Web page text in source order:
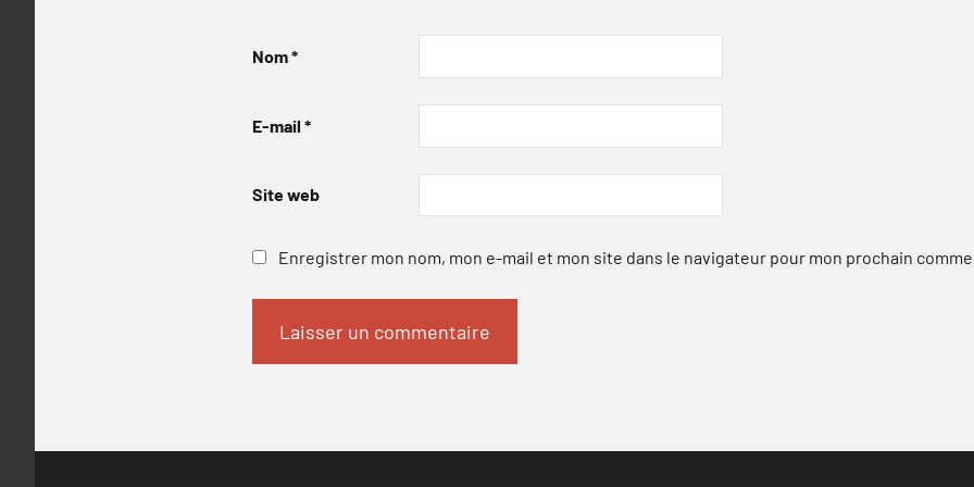
Nom*
E-mail *
Site web
Enregistrer mon nom, mon e-mail et mon site dans le navigateur pour mon prochain